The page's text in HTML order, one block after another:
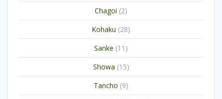
producten
Chagoi 22
producten
Kohaku 2828
producten
Sanke 11 11
producten
Showa 1515
producten
Tancho 99
producten